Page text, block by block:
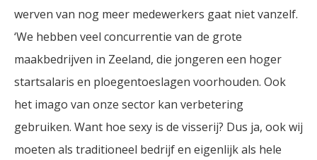
werven van nog meer medewerkers gaat niet vanzelf.
‘We hebben veel concurrentie van de grote
maakbedrijven in Zeeland, die jongeren een hoger
startsalaris en ploegentoeslagen voorhouden. Ook
het imago van onze sector kan verbetering
gebruiken. Want hoe sexy is de visserij? Dus ja, ook wij
moeten als traditioneel bedrijf en eigenlijk als hele